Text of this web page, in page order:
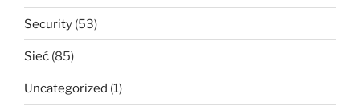
Security (53)
Sieć (85)
Uncategorized (1)